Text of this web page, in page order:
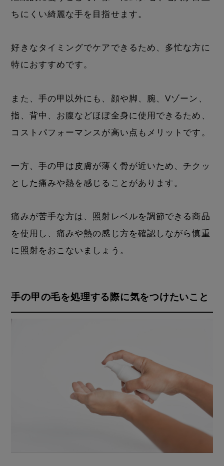
ちにくい綺麗な手を目指せます。
好きなタイミングでケアできるため、多忙な方に
特におすすめです。
また、手の甲以外にも、顔や脚、腕、Vゾーン、
指、背中、お腹などほぼ全身に使用できるため、
コストパフォーマンスが高い点もメリットです。
一方、手の甲は皮膚が薄く骨が近いため、チクッ
とした痛みや熱を感じることがあります。
痛みが苦手な方は、照射レベルを調節できる商品
を使用し、痛みや熱の感じ方を確認しながら慎重
に照射をおこないましょう。
手の甲の毛を処理する際に気をつけたいこと